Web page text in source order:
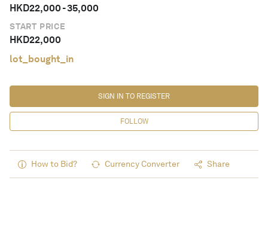
HKD22,000-35,000
START PRICE
HKD22,000
lot_bought_in
FOLLOW
SIGN IN TO REGISTER
How to Bid? Currency Converter Share